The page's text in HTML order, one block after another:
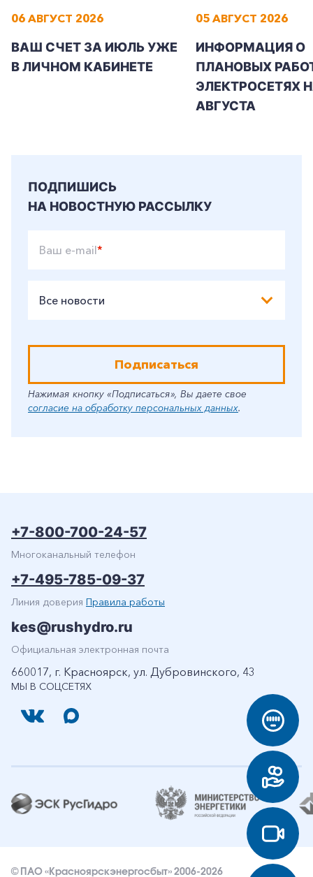
06 АВГУСТ 2026
ВАШ СЧЕТ ЗА ИЮЛЬ УЖЕ
В ЛИЧНОМ КАБИНЕТЕ
05 АВГУСТ 2026
ИНФОРМАЦИЯ О
ПЛАНОВЫХ
ЭЛЕКТРОСЕТЯХ
АВГУСТА
ПОДПИШИСЬ
НА НОВОСТНУЮ РАССЫЛКУ
Ваш e-mail*
Все новости
Подписаться
Нажимая кнопку «Подписаться», Вы даете свое
согласие на обработку персональных данных.
МЫ В СОЦСЕТЯХ
+7-800-700-24-57
Многоканальный телефон
+7-495-785-09-37
Линия доверия Правила работы
kes@rushydro.ru
Официальная электронная почта
660017, г. Красноярск, ул. Дубровинского, 43
© ПАО «Красноярскэнергосбыт» 2006-2026